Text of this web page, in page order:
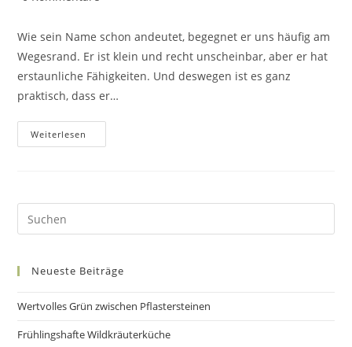
Wie sein Name schon andeutet, begegnet er uns häufig am
Wegesrand. Er ist klein und recht unscheinbar, aber er hat
erstaunliche Fähigkeiten. Und deswegen ist es ganz
praktisch, dass er…
Weiterlesen
–
Großen
Neueste Beiträge
Wertvolles Grün zwischen Pflastersteinen
Frühlingshafte Wildkräuterküche